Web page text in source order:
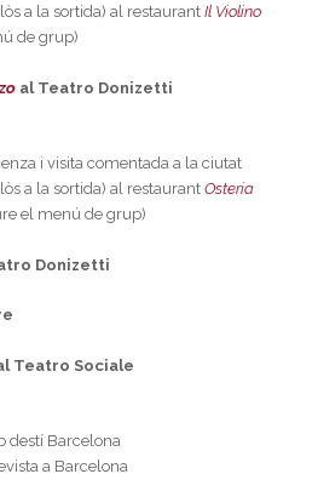
a la sortida) al restaurantIl Violino
de grup)
al Teatro Donizetti
i visita comentada a la ciutat
a la sortida) al restaurantOsteria
el menú de grup)
Donizetti
Teatro Sociale
destí Barcelona
a Barcelona